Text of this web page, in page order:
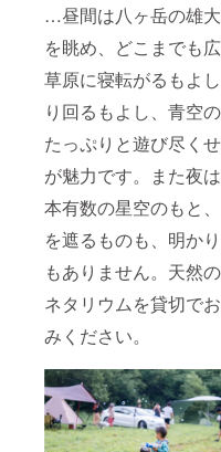
…昼間は八ヶ岳の雄
を眺め、どこまでも
草原に寝転がるもよ
り回るもよし、青空の
たっぷりと遊び尽く
が魅力です。また夜
本有数の星空のもと
を遮るものも、明か
もありません。天然
ネタリウムを貸切で
みください。